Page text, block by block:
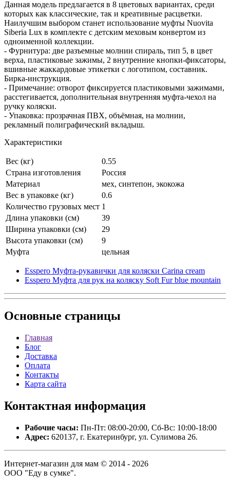
Данная модель предлагается в 8 цветовых вариантах, среди
которых как классические, так и креативные расцветки.
Наилучшим выбором станет использование муфты Nuovita
Siberia Lux в комплекте с детским меховым конвертом из
одноименной коллекции.
- Фурнитура: две разъемные молнии спираль, тип 5, в цвет
верха, пластиковые зажимы, 2 внутренние кнопки-фиксаторы,
вшивные жаккардовые этикетки с логотипом, составник.
Бирка-инструкция.
- Примечание: отворот фиксируется пластиковыми зажимами,
расстегивается, дополнительная внутренняя муфта-чехол на
ручку коляски.
- Упаковка: прозрачная ПВХ, объёмная, на молнии,
рекламный полиграфический вкладыш.
Характеристики
Вес (кг)
0.55
Страна изготовления
Россия
Материал
мех, синтепон, экокожа
Вес в упаковке (кг)
0.6
Количество грузовых мест 1
Длина упаковки (см)
39
Ширина упаковки (см)
29
Высота упаковки (см)
9
Муфта
цельная
Esspero Муфта-рукавички для коляски Carina cream
Esspero Муфта для рук на коляску Soft Fur blue mountain
Основные страницы
Главная
Блог
Доставка
Оплата
Контакты
Карта сайта
Контактная информация
Рабочие часы: Пн-Пт: 08:00-20:00, Сб-Вс: 10:00-18:00
Адрес: 620137, г. Екатеринбург, ул. Сулимова 26.
Интернет-магазин для мам © 2014 - 2026
ООО "Еду в сумке".